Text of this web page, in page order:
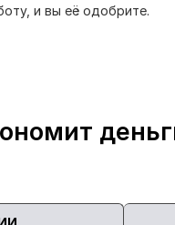
и вы её одобрите.